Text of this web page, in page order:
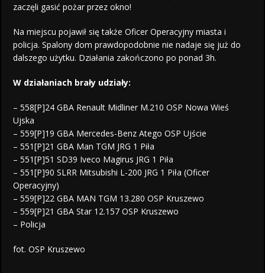
zaczęli gasić pożar przez okno!
Na miejscu pojawił się także Oficer Operacyjny miasta i
policja. Spalony dom prawdopodobnie nie nadaje się już do
dalszego użytku. Działania zakończono po ponad 3h.
W działaniach brały udziały:
– 558[P]24 GBA Renault Midliner M.210 OSP Nowa Wieś
Ujska
– 559[P]19 GBA Mercedes-Benz Atego OSP Ujście
– 551[P]21 GBA Man TGM JRG 1 Piła
– 551[P]51 SD39 Iveco Magirus JRG 1 Piła
– 551[P]90 SLRR Mitsubishi L-200 JRG 1 Piła (Oficer
Operacyjny)
– 559[P]22 GBA MAN TGM 13.280 OSP Kruszewo
– 559[P]21 GBA Star 12.157 OSP Kruszewo
– Policja
fot. OSP Kruszewo